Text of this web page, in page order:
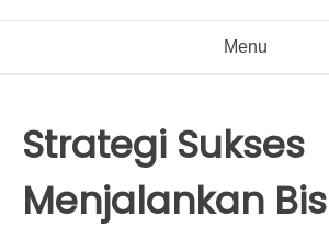
Menu
Strategi Sukses
Menjalankan